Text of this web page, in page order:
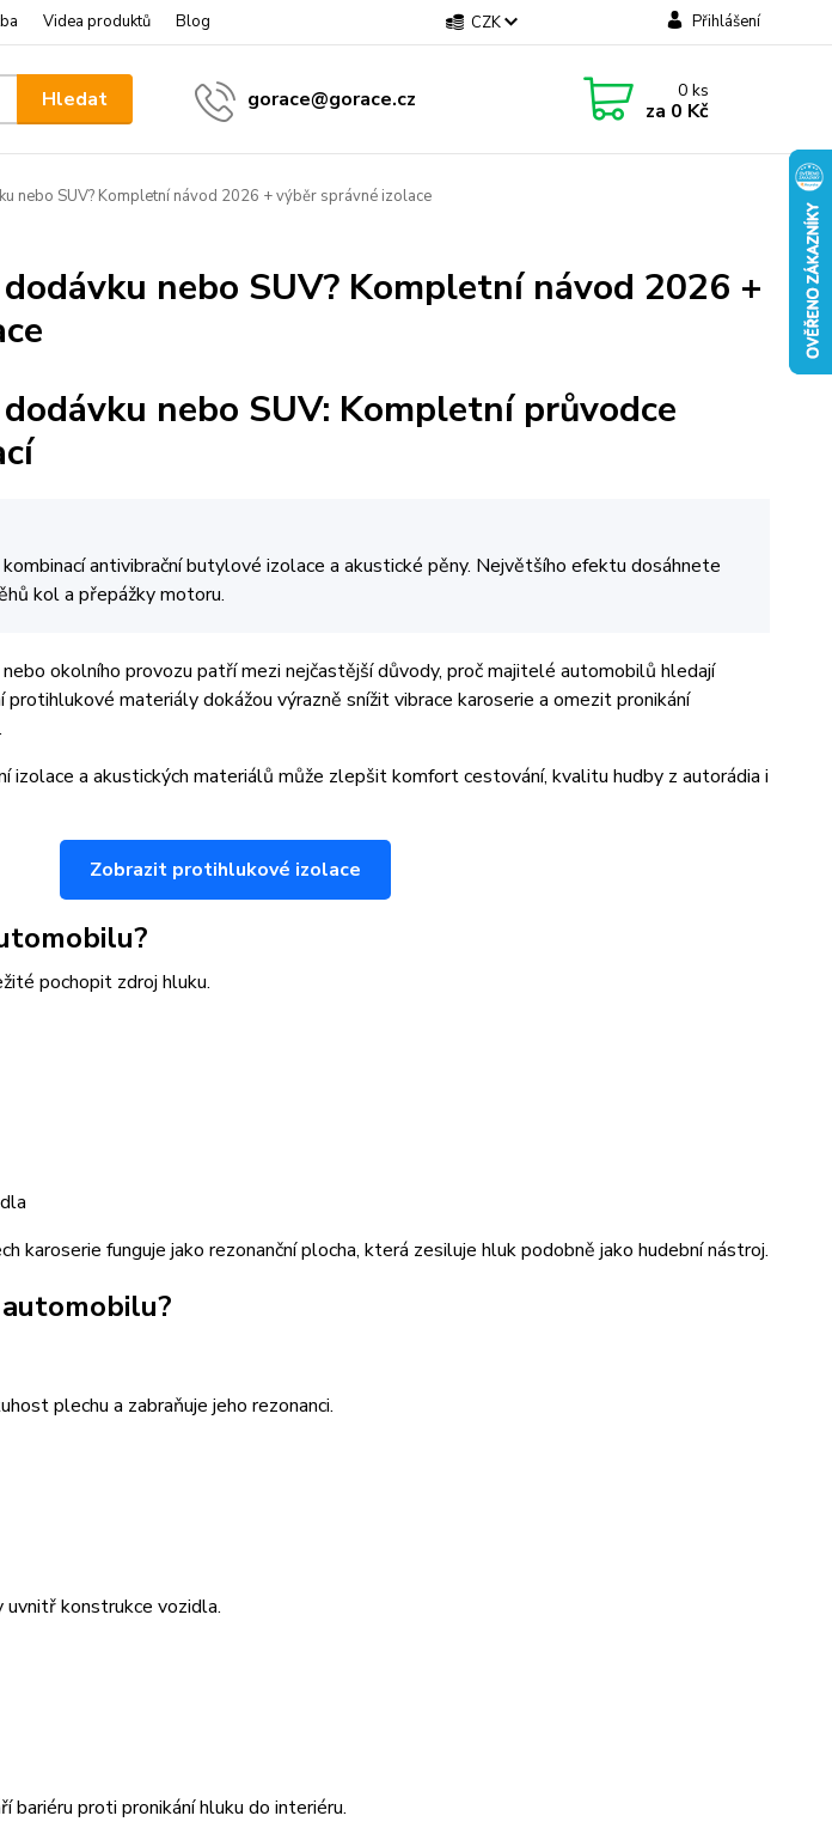
Videa produktů Blog CZK Přihlášení
Hledat gorace@gorace.cz 0ks
za 0 Kč
nebo SUV? Kompletní návod 2026 + výběr správné izolace
nebo SUV? Kompletní návod 2026 +
nebo SUV: Kompletní průvodce
antivibrační butylové izolace a akustické pěny. Největšího efektu dosáhnete
kol a přepážky motoru.
okolního provozu patří mezi nejčastější důvody, proč majitelé automobilů hledají
materiály dokážou výrazně snížit vibrace karoserie a omezit pronikání
izolace a akustických materiálů může zlepšit komfort cestování, kvalitu hudby z autorádia i
Zobrazit protihlukové izolace
pochopit zdroj hluku.
karoserie funguje jako rezonanční plocha, která zesiluje hluk podobně jako hudební nástroj.
plechu a zabraňuje jeho rezonanci.
konstrukce vozidla.
proti pronikání hluku do interiéru.